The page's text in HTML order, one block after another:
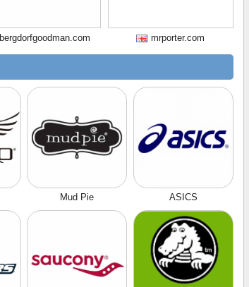
bergdorfgoodman.com mrporter.com
Mud Pie ASICS